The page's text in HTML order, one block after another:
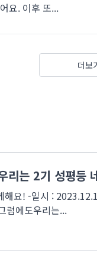
요. 이후 또...
더보
리는 2기 성평등
해요! -일시 :
럼에도우리는...